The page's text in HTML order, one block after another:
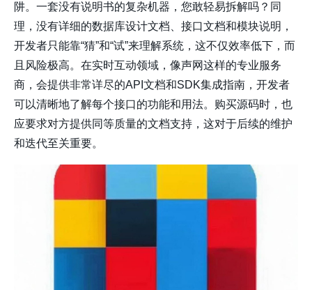
阱。一套没有说明书的复杂机器，您敢轻易拆解吗？同
理，没有详细的数据库设计文档、接口文档和模块说明，
开发者只能靠“猜”和“试”来理解系统，这不仅效率低下，而
且风险极高。在实时互动领域，像声网这样的专业服务
商，会提供非常详尽的API文档和SDK集成指南，开发者
可以清晰地了解每个接口的功能和用法。购买源码时，也
应要求对方提供同等质量的文档支持，这对于后续的维护
和迭代至关重要。